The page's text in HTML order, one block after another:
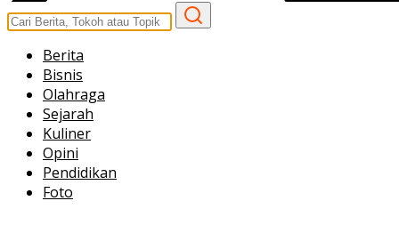
Berita
Bisnis
Olahraga
Sejarah
Kuliner
Opini
Pendidikan
Foto